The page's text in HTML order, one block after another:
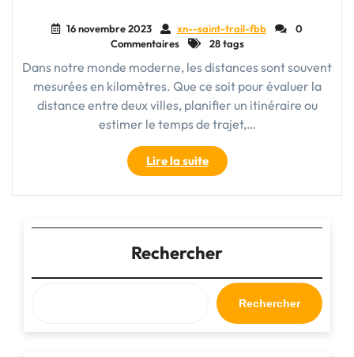
16 novembre 2023 xn--saint-trail-fbb
0
Commentaires
28 tags
Dans notre monde moderne, les distances sont souvent
mesurées en kilomètres. Que ce soit pour évaluer la
distance entre deux villes, planifier un itinéraire ou
estimer le temps de trajet,…
Lire la suite"Mesurer
les
distances
:
Pas
en
km,
une
approche
Rechercher
Rechercher